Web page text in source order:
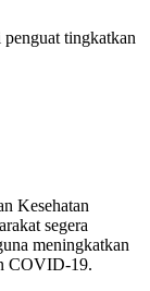
Kesehatan
segera
meningkatkan
COVID-19.